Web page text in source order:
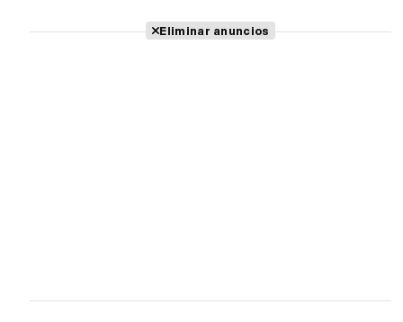
Eliminar anuncios